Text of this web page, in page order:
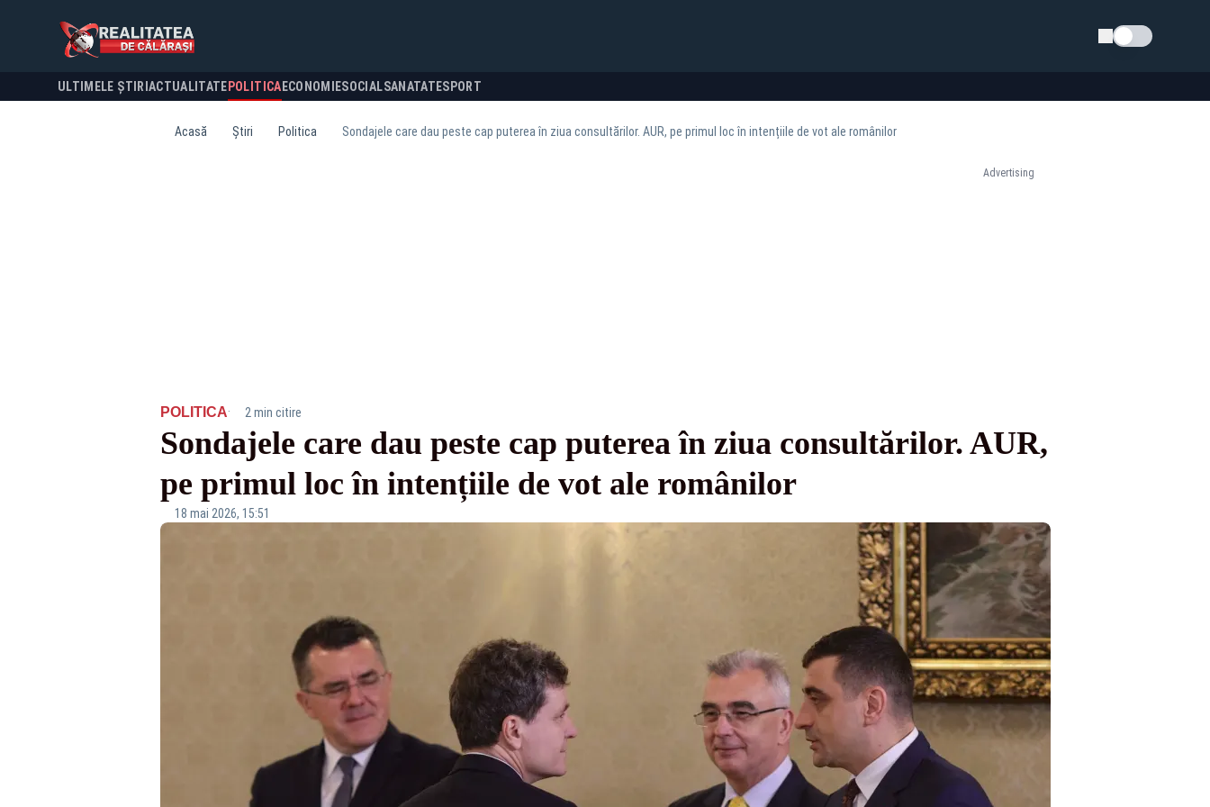
Schimba tema
ULTIMELE ȘTIRI ACTUALITATE POLITICA ECONOMIESOCIALSANATATESPORT
Acasă Știri Politica Sondajele care dau peste cap puterea în ziua consultărilor. AUR, pe primul loc în intențiile de vot ale românilor
Advertising
POLITICA· 2 min citire
Sondajele care dau peste cap puterea în ziua consultărilor. AUR,
pe primul loc în intențiile de vot ale românilor
18 mai 2026, 15:51